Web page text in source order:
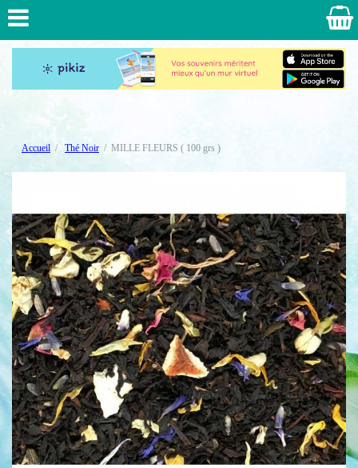
Accueil Thé Noir MILLE FLEURS ( 100 grs )